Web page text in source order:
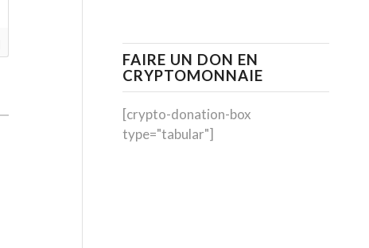
FAIRE UN DON EN
CRYPTOMONNAIE
[crypto-donation-box
type="tabular"]